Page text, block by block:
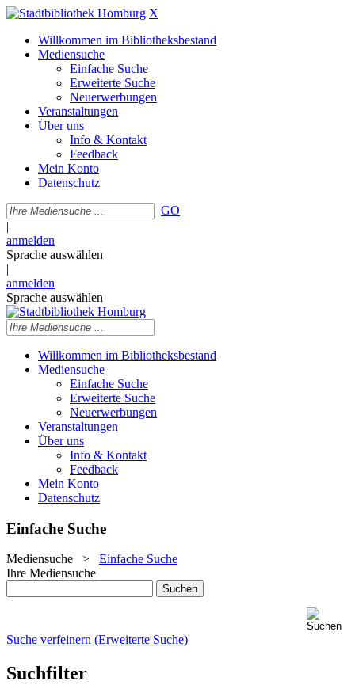
X
Willkommen im Bibliotheksbestand
Mediensuche
Einfache Suche
Erweiterte Suche
Neuerwerbungen
Veranstaltungen
Über uns
Info & Kontakt
Feedback
Mein Konto
Datenschutz
GO
|
anmelden
Sprache auswählen
|
anmelden
Sprache auswählen
Willkommen im Bibliotheksbestand
Mediensuche
Einfache Suche
Erweiterte Suche
Neuerwerbungen
Veranstaltungen
Über uns
Info & Kontakt
Feedback
Mein Konto
Datenschutz
Einfache Suche
Mediensuche > Einfache Suche
Ihre Mediensuche
Suche verfeinern (Erweiterte Suche)
Suchfilter